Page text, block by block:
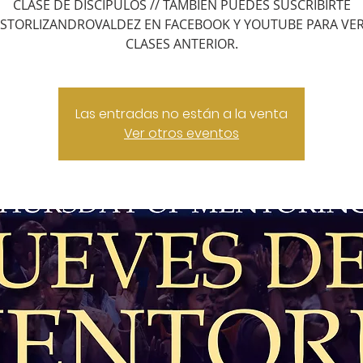
CLASE DE DISCIPULOS // TAMBIEN PUEDES SUSCRIBIRTE
EN FACEBOOK Y YOUTUBE PARA
CLASES ANTERIOR.
Las entradas no están a la venta
Ver otros eventos